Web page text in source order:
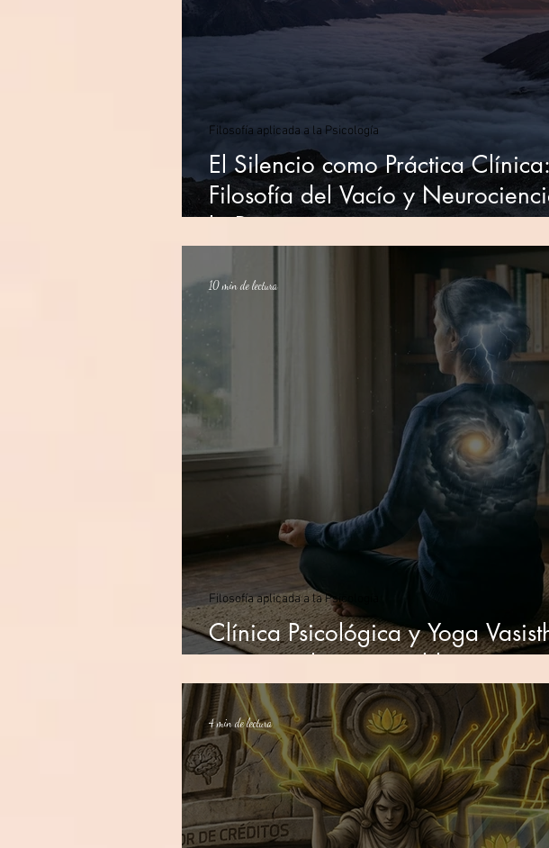
El Silencio como Práctica
Filosofía del Vacío y
la Pausa
Filosofía aplicada a la Psicología
Clínica Psicológica y Yoga
una articulación posible
Filosofía aplicada a la Psicología
10 min de lectura
4 min de lectura